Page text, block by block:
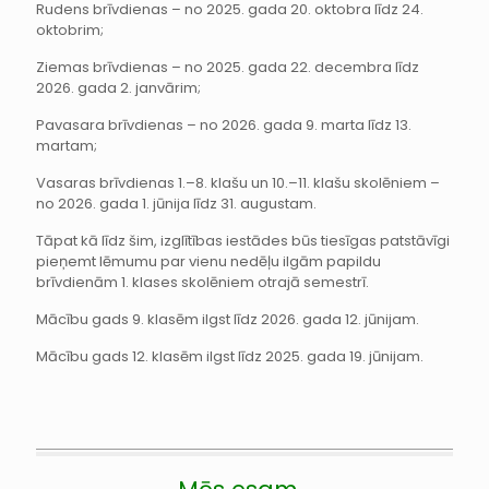
Rudens brīvdienas – no 2025. gada 20. oktobra līdz 24.
oktobrim;
Ziemas brīvdienas – no 2025. gada 22. decembra līdz
2026. gada 2. janvārim;
Pavasara brīvdienas – no 2026. gada 9. marta līdz 13.
martam;
Vasaras brīvdienas 1.–8. klašu un 10.–11. klašu skolēniem –
no 2026. gada 1. jūnija līdz 31. augustam.
Tāpat kā līdz šim, izglītības iestādes būs tiesīgas patstāvīgi
pieņemt lēmumu par vienu nedēļu ilgām papildu
brīvdienām 1. klases skolēniem otrajā semestrī.
Mācību gads 9. klasēm ilgst līdz 2026. gada 12. jūnijam.
Mācību gads 12. klasēm ilgst līdz 2025. gada 19. jūnijam.